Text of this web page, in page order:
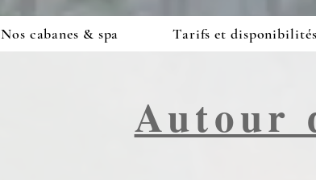
Autour
Nos cabanes & spa Tarifs et disponibilités